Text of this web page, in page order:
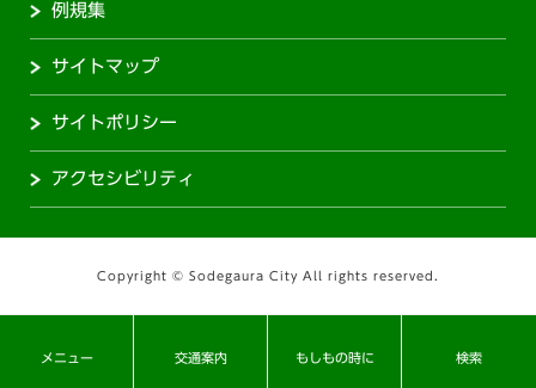
交通案内 もしもの時に
メニュー 検索
例規集
サイトマップ
サイトポリシー
アクセシビリティ
Copyright © Sodegaura City All rights reserved.